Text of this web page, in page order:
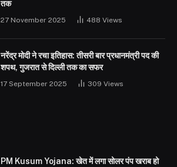
तक
27 November 2025 488 Views
नरेंद्र मोदी ने रचा इतिहास: तीसरी बार प्रधानमंत्री पद की
शपथ, गुजरात से दिल्ली तक का सफर
17 September 2025 309 Views
PM Kusum Yojana: खेत में लगा सोलर पंप खराब हो